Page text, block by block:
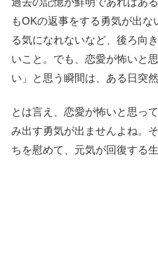
もOKの返事をする勇気が出
る気になれないなど、後ろ向
いこと。でも、恋愛が怖いと
い」と思う瞬間は、ある日突
とは言え、恋愛が怖いと思っ
み出す勇気が出ませんよね。
ちを慰めて、元気が回復する